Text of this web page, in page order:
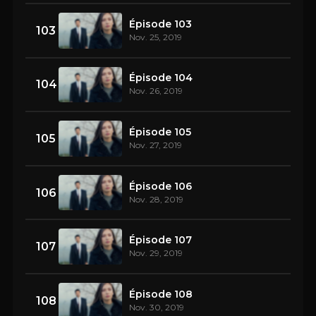
103 Épisode 103
Nov. 25, 2019
104 Épisode 104
Nov. 26, 2019
105 Épisode 105
Nov. 27, 2019
106 Épisode 106
Nov. 28, 2019
107 Épisode 107
Nov. 29, 2019
108 Épisode 108
Nov. 30, 2019